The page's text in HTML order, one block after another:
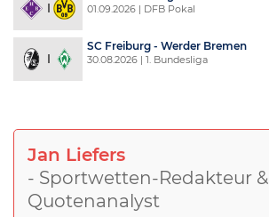
01.09.2026 | DFB Pokal
SC Freiburg - Werder Bremen
30.08.2026 | 1. Bundesliga
Jan Liefers
- Sportwetten-Redakteur &
Quotenanalyst